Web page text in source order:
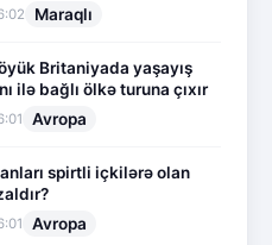
Maraqlı
Britaniyada yaşayış
ilə bağlı ölkə turuna çıxır
Avropa
spirtli içkilərə olan
Avropa